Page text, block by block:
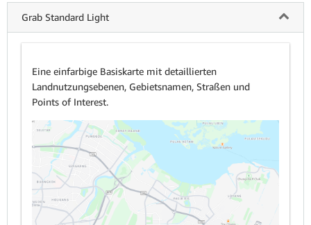
Grab Standard Light
Eine einfarbige Basiskarte mit detaillierten
Landnutzungsebenen, Gebietsnamen, Straßen und
Points of Interest.